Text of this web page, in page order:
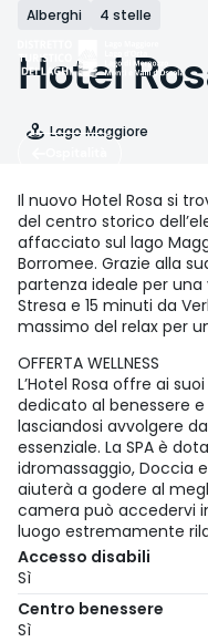
Salta
contenuto
principale
Alberghi 4 stelle
Hotel
Lago Maggiore
Il nuovo Hotel Rosa si
del centro storico
affacciato sul lago
Borromee. Grazie alla
partenza ideale per una
Stresa e 15 minuti da
massimo del relax per
OFFERTA WELLNESS
L’Hotel Rosa offre ai
dedicato al benessere
lasciandosi avvolgere
essenziale. La SPA è
idromassaggio, Doccia
aiuterà a godere al
camera può accedervi
luogo estremamente
Accesso disabili
Sì
Centro benessere
Sì